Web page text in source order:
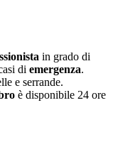
in grado di
di emergenza.
e serrande.
è disponibile 24 ore